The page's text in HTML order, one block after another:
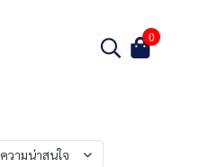
0
ความน่าสนใจ